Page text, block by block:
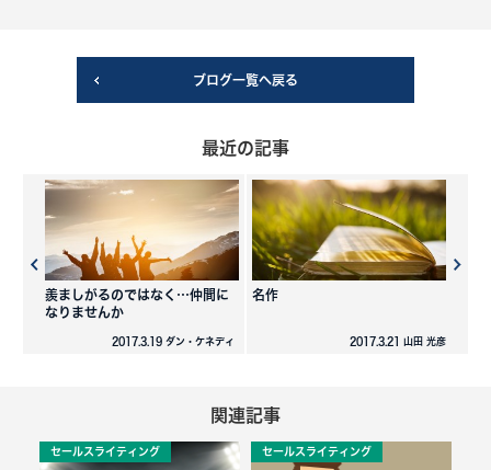
ブログ一覧へ戻る
最近の記事
羨ましがるのではなく…仲間に
なりませんか
2017.3.19 ダン・ケネディ
名作
2017.3.21 山田 光彦
関連記事
セールスライティング セールスライティング